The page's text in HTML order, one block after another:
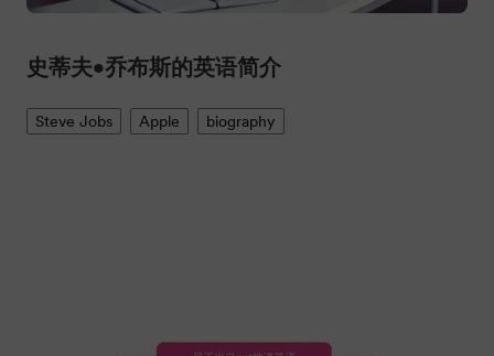
史蒂夫•乔布斯的英语简介
Steve Jobs Apple biography